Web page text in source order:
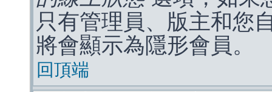
只有管理員、版主和您
將會顯示為隱形會員。
回頂端